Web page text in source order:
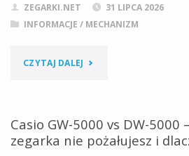
DATOWNIKA"
ZEGARKI.NET
31 LIPCA 2026
INFORMACJE / MECHANIZM
CZYTAJ DALEJ "SEIKO
–
OPINIE,
Casio GW-5000 vs DW-5000
zegarka nie pożałujesz i